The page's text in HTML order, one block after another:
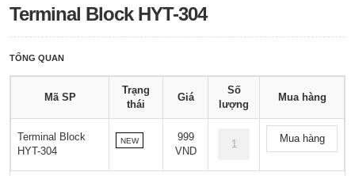
Terminal Block HYT-304
TỔNG QUAN
Mã SP
Trạng
thái
Giá
Số
lượng
Mua hàng
Terminal Block
HYT-304
NEW
999
VND
Mua hàng